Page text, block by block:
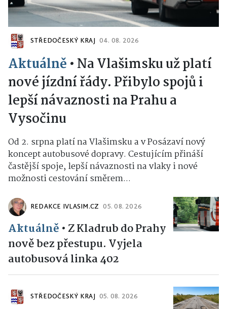
STŘEDOČESKÝ KRAJ 04. 08. 2026
Aktuálně • Na Vlašimsku už platí
nové jízdní řády. Přibylo spojů i
lepší návaznosti na Prahu a
Vysočinu
Od 2. srpna platí na Vlašimsku a v Posázaví nový
koncept autobusové dopravy. Cestujícím přináší
častější spoje, lepší návaznosti na vlaky i nové
možnosti cestování směrem...
REDAKCE IVLASIM.CZ 05. 08. 2026
Aktuálně • Z Kladrub do Prahy
nově bez přestupu. Vyjela
autobusová linka 402
STŘEDOČESKÝ KRAJ 05. 08. 2026